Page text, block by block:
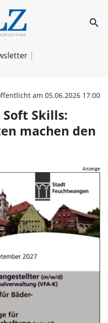
Relevanz search
am 05.06.2026 17:00
Soft Skills:
machen den